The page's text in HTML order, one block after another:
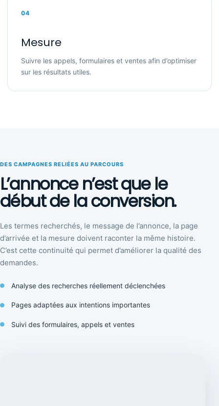
04
Mesure
Suivre les appels, formulaires et ventes afin d’optimiser
sur les résultats utiles.
DES CAMPAGNES RELIÉES AU PARCOURS
L’annonce n’est que le
début de la conversion.
Les termes recherchés, le message de l’annonce, la page
d’arrivée et la mesure doivent raconter la même histoire.
C’est cette continuité qui permet d’améliorer la qualité des
demandes.
Analyse des recherches réellement déclenchées
Pages adaptées aux intentions importantes
Suivi des formulaires, appels et ventes